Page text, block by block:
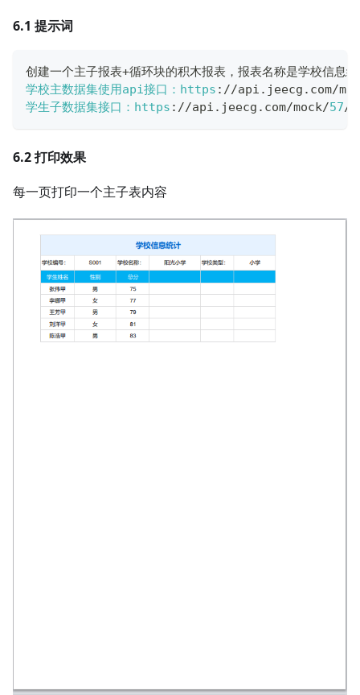
6.1 提示词
创建一个主子报表+循环块的积木报表，报表名称是学校信息
学校主数据集使用api接口：https : //api . jeecg . com/
学生子数据集接口：https : //api . jeecg . com/mock/57/
6.2 打印效果
每一页打印一个主子表内容